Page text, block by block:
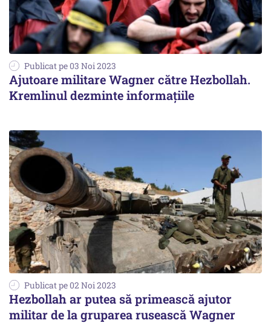
Publicat pe 03 Noi 2023
Ajutoare militare Wagner către Hezbollah.
Kremlinul dezminte informațiile
Publicat pe 02 Noi 2023
Hezbollah ar putea să primească ajutor
militar de la gruparea rusească Wagner